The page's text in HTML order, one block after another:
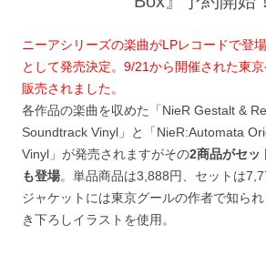
ニーアシリーズの楽曲がLPレコードで登
として発売決定。9/21から開催された東
販売されました。
各作品の楽曲を収めた「NieR Gestalt &
Soundtrack Vinyl」と「NieR:Automata
Vinyl」が発売されますがその2商品がセッ
も登場。単品商品は3,888円、セットは
ジャケットには東京グールの作者で知ら
き下ろしイラストを使用。